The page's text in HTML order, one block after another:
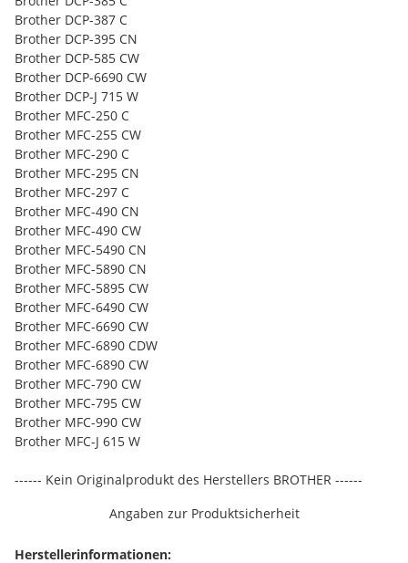
Brother DCP-387 C
Brother DCP-395 CN
Brother DCP-585 CW
Brother DCP-6690 CW
Brother DCP-J 715 W
Brother MFC-250 C
Brother MFC-255 CW
Brother MFC-290 C
Brother MFC-295 CN
Brother MFC-297 C
Brother MFC-490 CN
Brother MFC-490 CW
Brother MFC-5490 CN
Brother MFC-5890 CN
Brother MFC-5895 CW
Brother MFC-6490 CW
Brother MFC-6690 CW
Brother MFC-6890 CDW
Brother MFC-6890 CW
Brother MFC-790 CW
Brother MFC-795 CW
Brother MFC-990 CW
Brother MFC-J 615 W
------ Kein Originalprodukt des Herstellers BROTHER ------
Angaben zur Produktsicherheit
Herstellerinformationen: